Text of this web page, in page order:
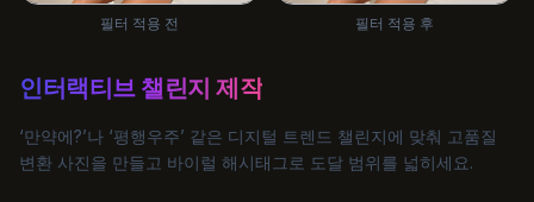
필터 적용 전 필터 적용 후
인터랙티브 챌린지 제작
‘만약에?’나 ‘평행우주’ 같은 디지털 트렌드 챌린지에 맞춰 고품질
변환 사진을 만들고 바이럴 해시태그로 도달 범위를 넓히세요.